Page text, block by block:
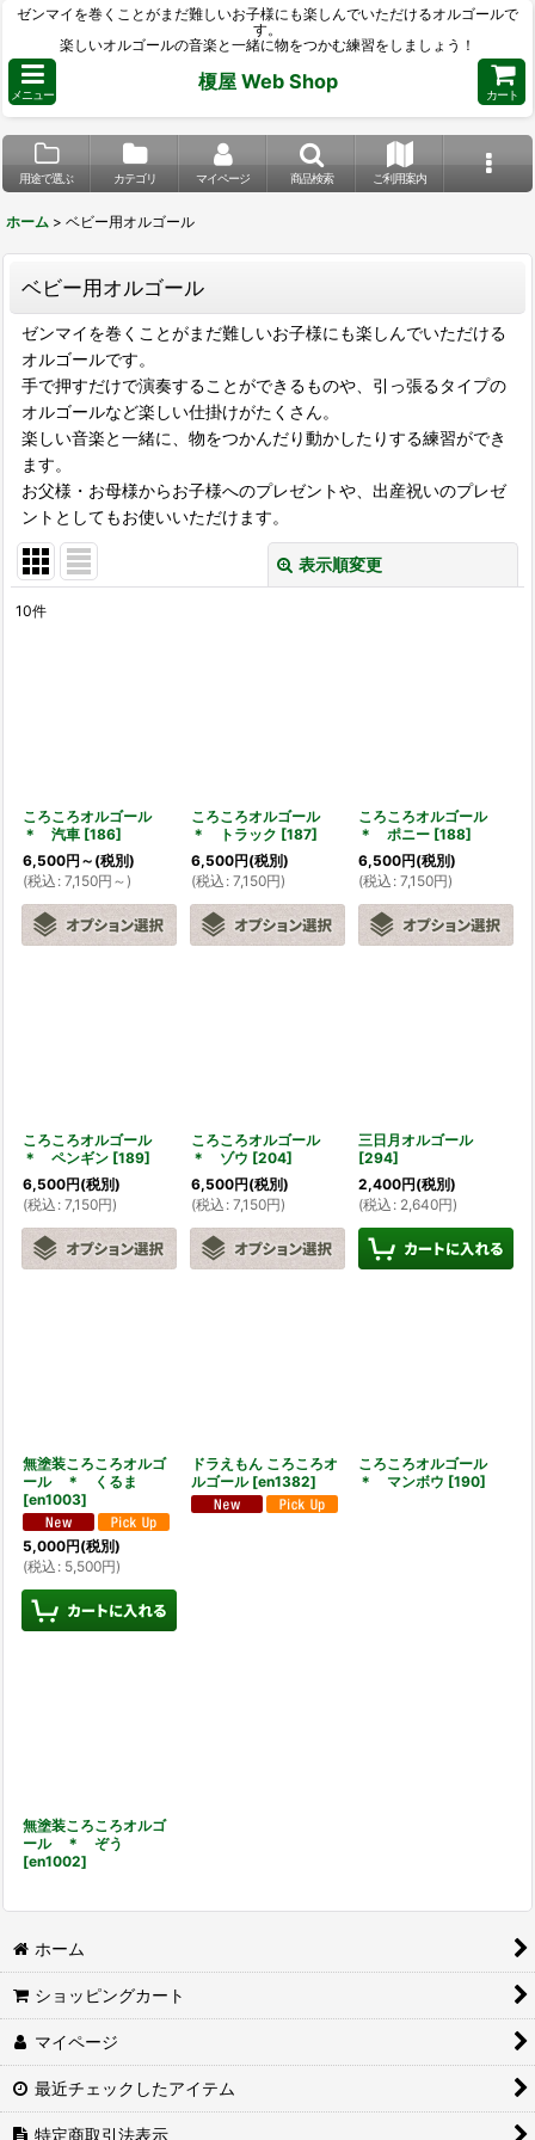
ゼンマイを巻くことがまだ難しいお子様にも楽しんでいただけるオルゴールで
す。
楽しいオルゴールの音楽と一緒に物をつかむ練習をしましょう！
メニュー
榎屋 Web Shop
カート
用途で選ぶ カテゴリ マイページ 商品検索 ご利用案内
ホーム > ベビー用オルゴール
ベビー用オルゴール
ゼンマイを巻くことがまだ難しいお子様にも楽しんでいただける
オルゴールです。
手で押すだけで演奏することができるものや、引っ張るタイプの
オルゴールなど楽しい仕掛けがたくさん。
楽しい音楽と一緒に、物をつかんだり動かしたりする練習ができ
ます。
お父様・お母様からお子様へのプレゼントや、出産祝いのプレゼ
ントとしてもお使いいただけます。
表示順変更
10件
ころころオルゴール
＊ 汽車 [186]
6,500円 ～ (税別)
(税込 : 7,150円 ～)
ころころオルゴール
＊ トラック [187]
6,500円(税別)
(税込 : 7,150円)
ころころオルゴール
＊ ポニー [188]
6,500円(税別)
(税込 : 7,150円)
ころころオルゴール
＊ ペンギン [189]
6,500円(税別)
(税込 : 7,150円)
ころころオルゴール
＊ ゾウ [204]
6,500円(税別)
(税込 : 7,150円)
三日月オルゴール
[294]
2,400円(税別)
(税込 : 2,640円)
無塗装ころころオルゴ
ール ＊ くるま
[en1003]
5,000円(税別)
(税込 : 5,500円)
ドラえもん ころころオ
ルゴール [en1382]
ころころオルゴール
＊ マンボウ [190]
無塗装ころころオルゴ
ール ＊ ぞう
[en1002]
ホーム
ショッピングカート
マイページ
最近チェックしたアイテム
特定商取引法表示